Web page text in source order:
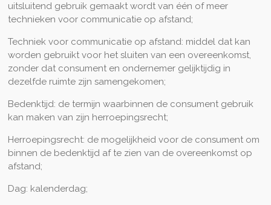
uitsluitend gebruik gemaakt wordt van één of meer
technieken voor communicatie op afstand;
Techniek voor communicatie op afstand: middel dat kan
worden gebruikt voor het sluiten van een overeenkomst,
zonder dat consument en ondernemer gelijktijdig in
dezelfde ruimte zijn samengekomen;
Bedenktijd: de termijn waarbinnen de consument gebruik
kan maken van zijn herroepingsrecht;
Herroepingsrecht: de mogelijkheid voor de consument om
binnen de bedenktijd af te zien van de overeenkomst op
afstand;
Dag: kalenderdag;